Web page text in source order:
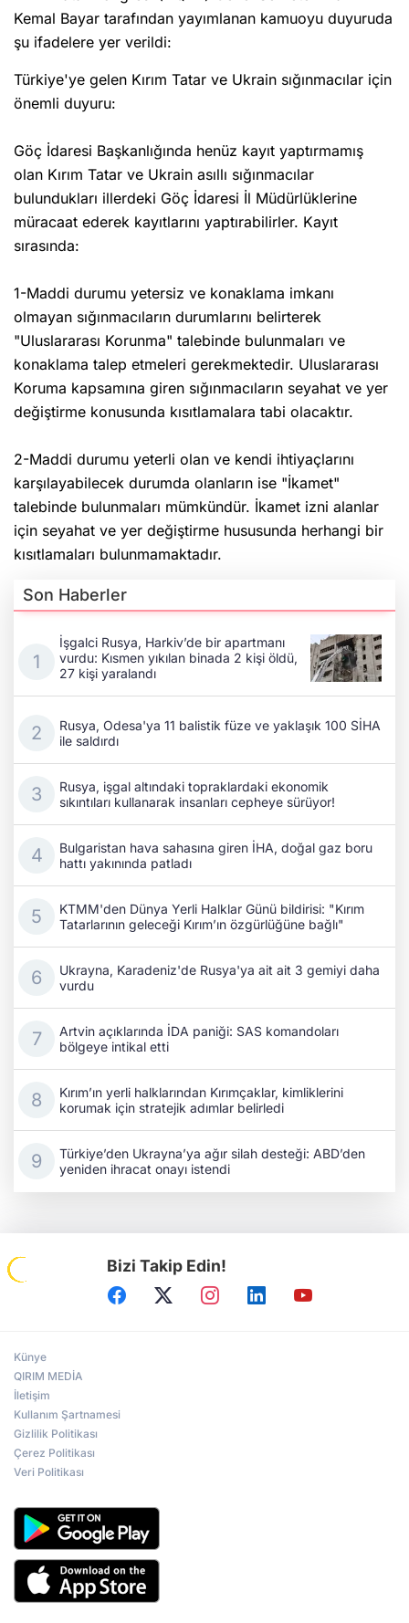
Kemal Bayar tarafından yayımlanan kamuoyu duyuruda
şu ifadelere yer verildi:
Türkiye'ye gelen Kırım Tatar ve Ukrain sığınmacılar için
önemli duyuru:
Göç İdaresi Başkanlığında henüz kayıt yaptırmamış
olan Kırım Tatar ve Ukrain asıllı sığınmacılar
bulundukları illerdeki Göç İdaresi İl Müdürlüklerine
müracaat ederek kayıtlarını yaptırabilirler. Kayıt
sırasında:
1-Maddi durumu yetersiz ve konaklama imkanı
olmayan sığınmacıların durumlarını belirterek
"Uluslararası Korunma" talebinde bulunmaları ve
konaklama talep etmeleri gerekmektedir. Uluslararası
Koruma kapsamına giren sığınmacıların seyahat ve yer
değiştirme konusunda kısıtlamalara tabi olacaktır.
2-Maddi durumu yeterli olan ve kendi ihtiyaçlarını
karşılayabilecek durumda olanların ise "İkamet"
talebinde bulunmaları mümkündür. İkamet izni alanlar
için seyahat ve yer değiştirme hususunda herhangi bir
kısıtlamaları bulunmamaktadır.
Son Haberler
İşgalci Rusya, Harkiv’de bir apartmanı
vurdu: Kısmen yıkılan binada 2 kişi öldü,
27 kişi yaralandı
Rusya, Odesa'ya 11 balistik füze ve yaklaşık 100 SİHA
ile saldırdı
Rusya, işgal altındaki topraklardaki ekonomik
sıkıntıları kullanarak insanları cepheye sürüyor!
Bulgaristan hava sahasına giren İHA, doğal gaz boru
hattı yakınında patladı
KTMM'den Dünya Yerli Halklar Günü bildirisi: "Kırım
Tatarlarının geleceği Kırım’ın özgürlüğüne bağlı"
Ukrayna, Karadeniz'de Rusya'ya ait ait 3 gemiyi daha
vurdu
Artvin açıklarında İDA paniği: SAS komandoları
bölgeye intikal etti
Kırım’ın yerli halklarından Kırımçaklar, kimliklerini
korumak için stratejik adımlar belirledi
Türkiye’den Ukrayna’ya ağır silah desteği: ABD’den
yeniden ihracat onayı istendi
Bizi Takip Edin!
Künye
QIRIM MEDİA
İletişim
Kullanım Şartnamesi
Gizlilik Politikası
Çerez Politikası
Veri Politikası